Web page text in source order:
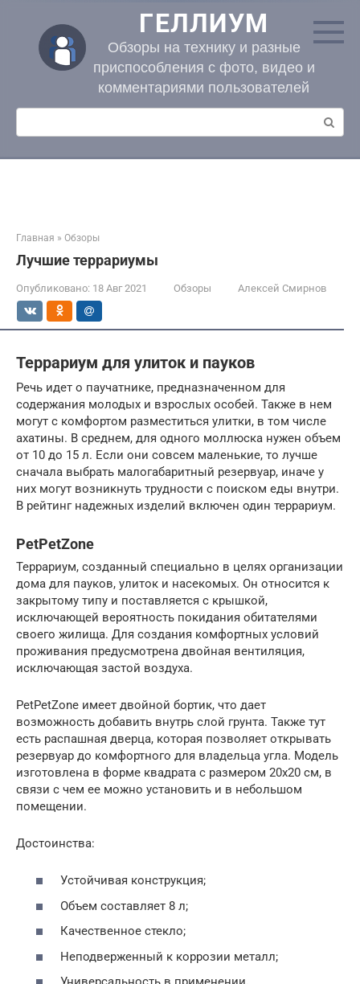
контенту
ГЕЛЛИУМ
Обзоры на технику и разные
приспособления с фото, видео и
комментариями пользователей
Поиск:
Главная » Обзоры
Лучшие террариумы
Опубликовано: 18 Авг 2021 Обзоры Алексей Смирнов
Террариум для улиток и пауков
Речь идет о паучатнике, предназначенном для
содержания молодых и взрослых особей. Также в нем
могут с комфортом разместиться улитки, в том числе
ахатины. В среднем, для одного моллюска нужен объем
от 10 до 15 л. Если они совсем маленькие, то лучше
сначала выбрать малогабаритный резервуар, иначе у
них могут возникнуть трудности с поиском еды внутри.
В рейтинг надежных изделий включен один террариум.
PetPetZone
Террариум, созданный специально в целях организации
дома для пауков, улиток и насекомых. Он относится к
закрытому типу и поставляется с крышкой,
исключающей вероятность покидания обитателями
своего жилища. Для создания комфортных условий
проживания предусмотрена двойная вентиляция,
исключающая застой воздуха.
PetPetZone имеет двойной бортик, что дает
возможность добавить внутрь слой грунта. Также тут
есть распашная дверца, которая позволяет открывать
резервуар до комфортного для владельца угла. Модель
изготовлена в форме квадрата с размером 20х20 см, в
связи с чем ее можно установить и в небольшом
помещении.
Достоинства:
Устойчивая конструкция;
Объем составляет 8 л;
Качественное стекло;
Неподверженный к коррозии металл;